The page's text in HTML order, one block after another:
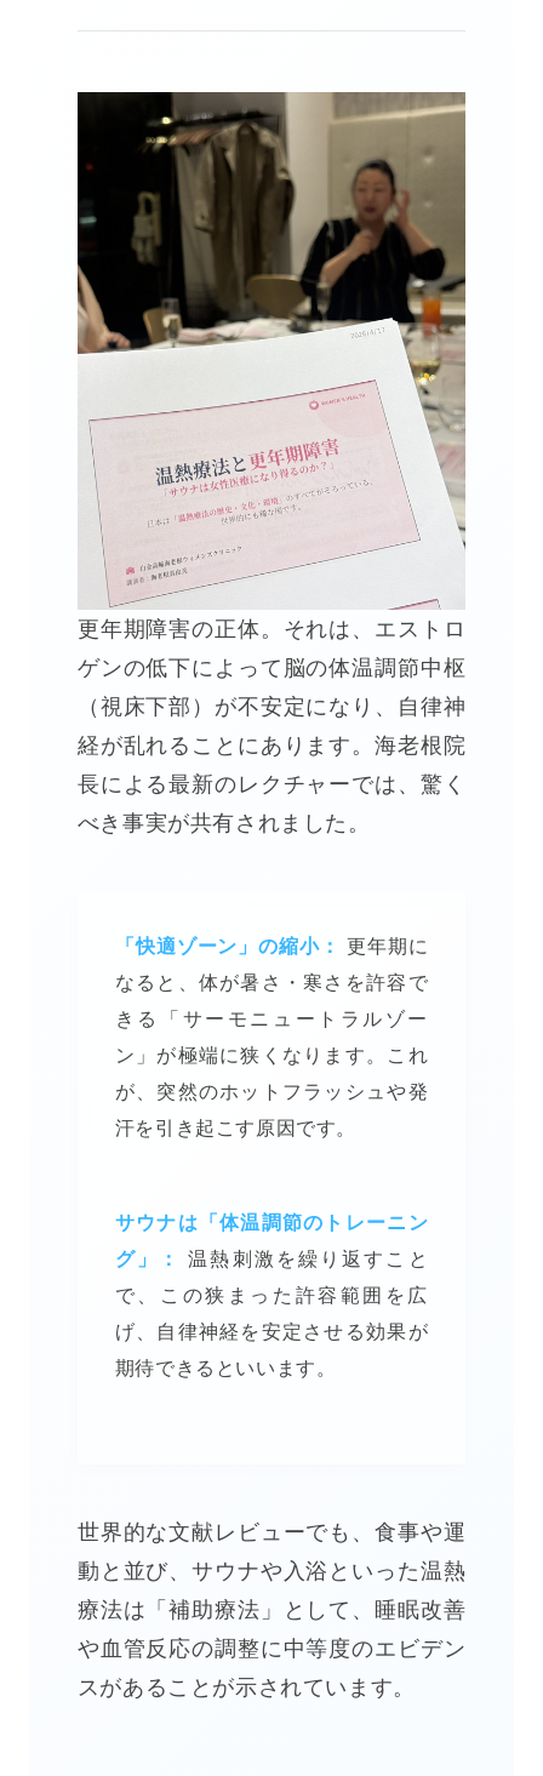
更年期障害の正体。それは、エストロ
ゲンの低下によって脳の体温調節中枢
（視床下部）が不安定になり、自律神
経が乱れることにあります。海老根院
長による最新のレクチャーでは、驚く
べき事実が共有されました。
「快適ゾーン」の縮小：
更年期に
なると、体が暑さ・寒さを許容で
きる「サーモニュートラルゾー
ン」が極端に狭くなります。これ
が、突然のホットフラッシュや発
汗を引き起こす原因です。
サウナは「体温調節のトレーニン
グ」：
温熱刺激を繰り返すこと
で、この狭まった許容範囲を広
げ、自律神経を安定させる効果が
期待できるといいます。
世界的な文献レビューでも、食事や運
動と並び、サウナや入浴といった温熱
療法は「補助療法」として、睡眠改善
や血管反応の調整に中等度のエビデン
スがあることが示されています。